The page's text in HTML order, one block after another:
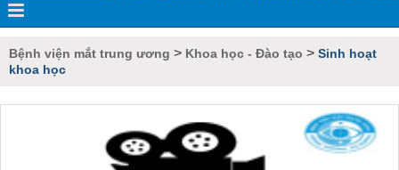
Bệnh viện mắt trung ương > Khoa học - Đào tạo > Sinh hoạt
khoa học